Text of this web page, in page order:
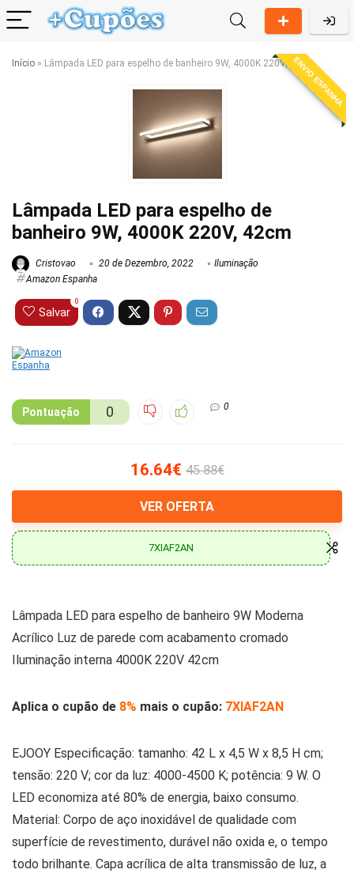
Início » Lâmpada LED para espelho de banheiro 9W, 4000K 220V, 42cmENVIO ESPANHA
Lâmpada LED para espelho de
banheiro 9W, 4000K 220V, 42cm
Cristovao 20 de Dezembro, 2022
Iluminação
Amazon Espanha
Salvar
0
Pontuação 0 0
16.64€ 45.88€
VER OFERTA
7XIAF2AN
Lâmpada LED para espelho de banheiro 9W Moderna
Acrílico Luz de parede com acabamento cromado
Iluminação interna 4000K 220V 42cm
Aplica o cupão de 8% mais o cupão: 7XIAF2AN
EJOOY Especificação: tamanho: 42 L x 4,5 W x 8,5 H cm;
tensão: 220 V; cor da luz: 4000-4500 K; potência: 9 W. O
LED economiza até 80% de energia, baixo consumo.
Material: Corpo de aço inoxidável de qualidade com
superfície de revestimento, durável não oxida e, o tempo
todo brilhante. Capa acrílica de alta transmissão de luz, a